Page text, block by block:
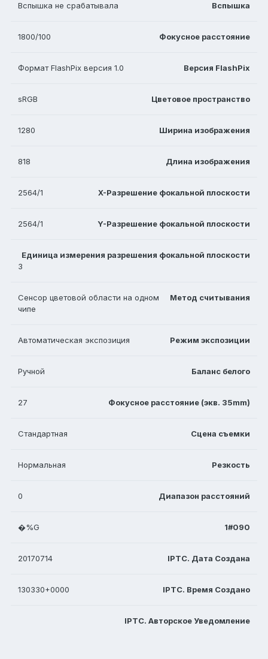
Вспышка
Вспышка не срабатывала
Фокусное расстояние
1800/100
Версия FlashPix
Формат FlashPix версия 1.0
Цветовое пространство
sRGB
Ширина изображения
1280
Длина изображения
818
X-Разрешение фокальной плоскости
2564/1
Y-Разрешение фокальной плоскости
2564/1
Единица измерения разрешения фокальной плоскости
3
Метод считывания
Сенсор цветовой области на одном
чипе
Режим экспозиции
Автоматическая экспозиция
Баланс белого
Ручной
Фокусное расстояние (экв. 35mm)
27
Сцена съемки
Стандартная
Резкость
Нормальная
Диапазон расстояний
0
1#090
�%G
IPTC. Дата Создана
20170714
IPTC. Время Создано
130330+0000
IPTC. Авторское Уведомление